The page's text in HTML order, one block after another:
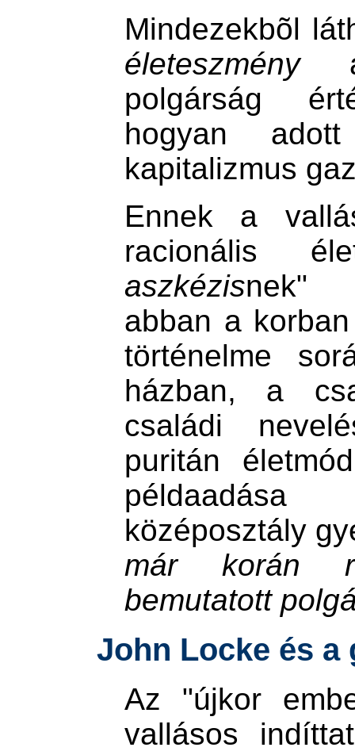
Mindezekbõl
életeszménya
polgárság
hogyan
kapitalizmus
Ennek a
racionális
aszkézisnek"
abban a
történelme
házban, a
családi
puritán
középosztály
már korán
bemutatott
John Locke és a
Az "újkor
vallásos